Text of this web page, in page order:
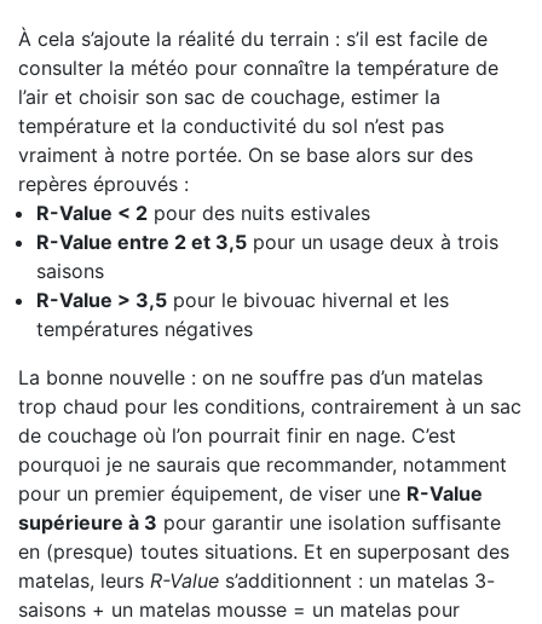
À cela s’ajoute la réalité du terrain : s’il est facile de
consulter la météo pour connaître la température de
l’air et choisir son sac de couchage, estimer la
température et la conductivité du sol n’est pas
vraiment à notre portée. On se base alors sur des
repères éprouvés :
R-Value < 2 pour des nuits estivales
R-Value entre 2 et 3,5 pour un usage deux à trois
saisons
R-Value > 3,5 pour le bivouac hivernal et les
températures négatives
La bonne nouvelle : on ne souffre pas d’un matelas
trop chaud pour les conditions, contrairement à un sac
de couchage où l’on pourrait finir en nage. C’est
pourquoi je ne saurais que recommander, notamment
pour un premier équipement, de viser une R-Value
supérieure à 3 pour garantir une isolation suffisante
en (presque) toutes situations. Et en superposant des
matelas, leurs R-Value s’additionnent : un matelas 3-
saisons + un matelas mousse = un matelas pour